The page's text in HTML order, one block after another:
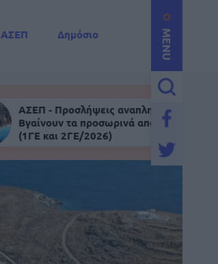
MENU
ΑΣΕΠ
Δημόσιο
ΑΣΕΠ - Προσλήψεις αναπληρωτών:
Βγαίνουν τα προσωρινά αποτελέσματα
(1ΓΕ και 2ΓΕ/2026)